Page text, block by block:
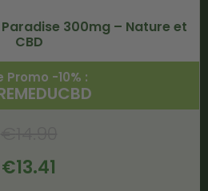
300mg – Nature et
CBD
Promo -10% :
€13.41